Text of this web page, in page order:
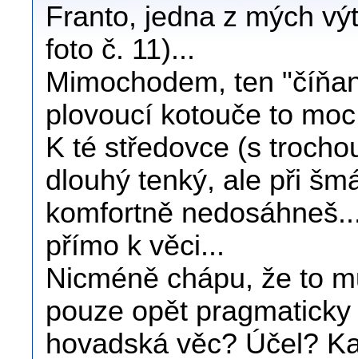
Franto, jedna z mých
foto č. 11)...
Mimochodem, ten
plovoucí kotouče to
K té středovce (s
dlouhý tenký, ale při
komfortně
přímo k věci...
Nicméně chápu, že to
pouze opět
hovadská věc? Účel?